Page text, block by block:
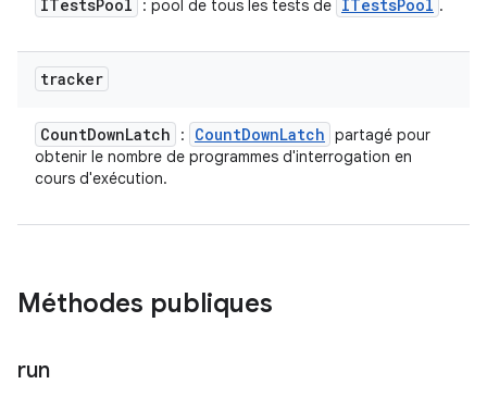
ITestsPool : pool de tous les tests de ITestsPool .
tracker
CountDownLatch : CountDownLatch partagé pour
obtenir le nombre de programmes d'interrogation en
cours d'exécution.
Méthodes publiques
run